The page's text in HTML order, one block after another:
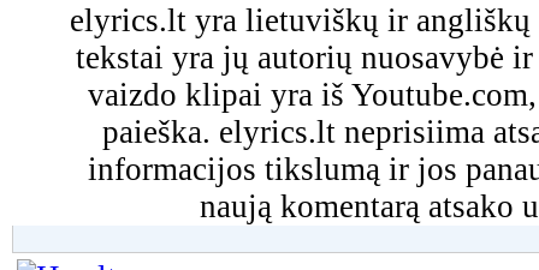
elyrics.lt yra lietuviškų ir angliškų
tekstai yra jų autorių nuosavybė
vaizdo klipai yra iš
paieška. elyrics.lt neprisiima
informacijos tikslumą ir jos
naują komentarą atsako